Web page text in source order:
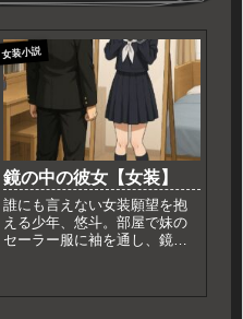
女装小説
鏡の中の彼女【女装】
誰にも言えない女装願望を抱
える少年、悠斗。部屋で妹の
セーラー服に袖を通し、鏡の
りたい」純粋な衝動が、世間